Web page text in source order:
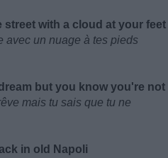
with a cloud at your feet
avec un nuage à tes pieds
but you know you're not
mais tu sais que tu ne
in old Napoli